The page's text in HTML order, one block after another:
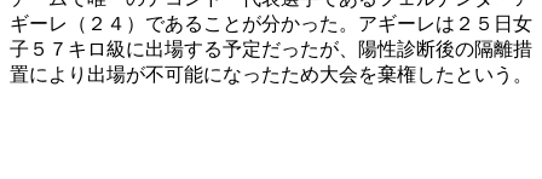
ギーレ（２４）であることが分かった。アギーレは２５日女
子５７キロ級に出場する予定だったが、陽性診断後の隔離措
置により出場が不可能になったため大会を棄権したという。